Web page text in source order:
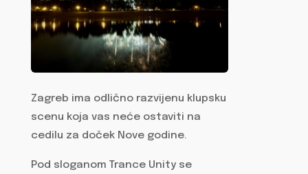
Zagreb ima odlično razvijenu klupsku
scenu koja vas neće ostaviti na
cedilu za doček Nove godine.
Pod sloganom Trance Unity se